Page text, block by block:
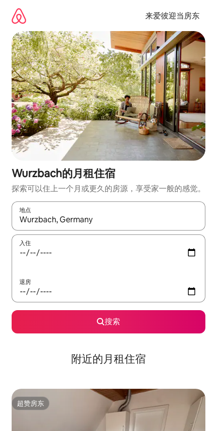
来爱彼迎当房东
Wurzbach的月租住宿
探索可以住上一个月或更久的房源，享受家一般的感觉。
地点
如有搜索结果，请使用上下方向键查看，或通过点击或滑动手势
入住
退房
搜索
附近的月租住宿
超赞房东
超赞房东